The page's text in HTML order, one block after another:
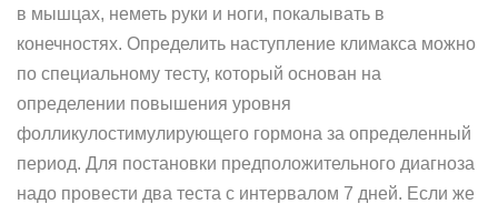
в мышцах, неметь руки и ноги, покалывать в
конечностях. Определить наступление климакса можно
по специальному тесту, который основан на
определении повышения уровня
фолликулостимулирующего гормона за определенный
период. Для постановки предположительного диагноза
надо провести два теста с интервалом 7 дней. Если же